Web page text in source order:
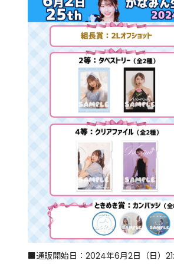
■通販開始日：2024年6月2日（日）